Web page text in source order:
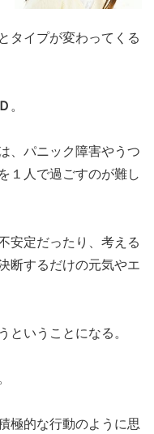
タイプが変わってくる
。
、パニック障害やうつ
１人で過ごすのが難し
安定だったり、考える
断するだけの元気やエ
ということになる。
。
極的な行動のように思